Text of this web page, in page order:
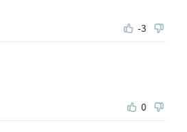
-3
0